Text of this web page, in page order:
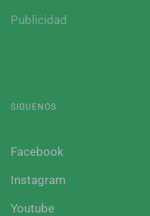
Publicidad
SIGUENOS
Facebook
Instagram
Youtube